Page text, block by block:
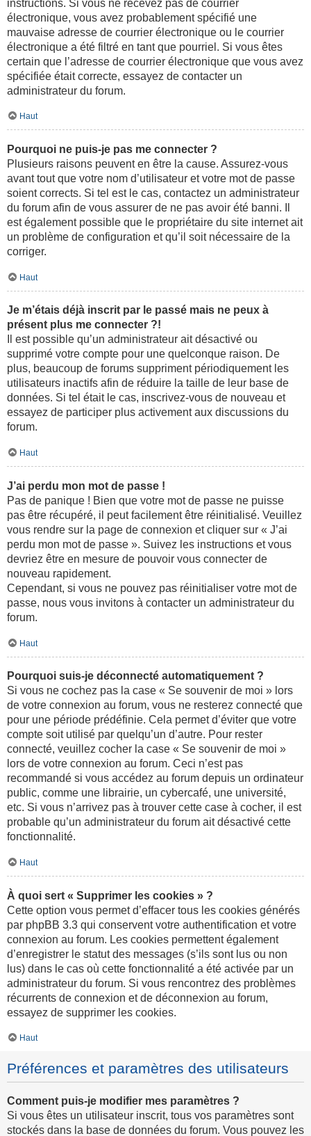
instructions. Si vous ne recevez pas de courrier
électronique, vous avez probablement spécifié une
mauvaise adresse de courrier électronique ou le courrier
électronique a été filtré en tant que pourriel. Si vous êtes
certain que l’adresse de courrier électronique que vous avez
spécifiée était correcte, essayez de contacter un
administrateur du forum.
Haut
Pourquoi ne puis-je pas me connecter ?
Plusieurs raisons peuvent en être la cause. Assurez-vous
avant tout que votre nom d’utilisateur et votre mot de passe
soient corrects. Si tel est le cas, contactez un administrateur
du forum afin de vous assurer de ne pas avoir été banni. Il
est également possible que le propriétaire du site internet ait
un problème de configuration et qu’il soit nécessaire de la
corriger.
Haut
Je m’étais déjà inscrit par le passé mais ne peux à
présent plus me connecter ?!
Il est possible qu’un administrateur ait désactivé ou
supprimé votre compte pour une quelconque raison. De
plus, beaucoup de forums suppriment périodiquement les
utilisateurs inactifs afin de réduire la taille de leur base de
données. Si tel était le cas, inscrivez-vous de nouveau et
essayez de participer plus activement aux discussions du
forum.
Haut
J’ai perdu mon mot de passe !
Pas de panique ! Bien que votre mot de passe ne puisse
pas être récupéré, il peut facilement être réinitialisé. Veuillez
vous rendre sur la page de connexion et cliquer sur « J’ai
perdu mon mot de passe ». Suivez les instructions et vous
devriez être en mesure de pouvoir vous connecter de
nouveau rapidement.
Cependant, si vous ne pouvez pas réinitialiser votre mot de
passe, nous vous invitons à contacter un administrateur du
forum.
Haut
Pourquoi suis-je déconnecté automatiquement ?
Si vous ne cochez pas la case « Se souvenir de moi » lors
de votre connexion au forum, vous ne resterez connecté que
pour une période prédéfinie. Cela permet d’éviter que votre
compte soit utilisé par quelqu’un d’autre. Pour rester
connecté, veuillez cocher la case « Se souvenir de moi »
lors de votre connexion au forum. Ceci n’est pas
recommandé si vous accédez au forum depuis un ordinateur
public, comme une librairie, un cybercafé, une université,
etc. Si vous n’arrivez pas à trouver cette case à cocher, il est
probable qu’un administrateur du forum ait désactivé cette
fonctionnalité.
Haut
À quoi sert « Supprimer les cookies » ?
Cette option vous permet d’effacer tous les cookies générés
par phpBB 3.3 qui conservent votre authentification et votre
connexion au forum. Les cookies permettent également
d’enregistrer le statut des messages (s’ils sont lus ou non
lus) dans le cas où cette fonctionnalité a été activée par un
administrateur du forum. Si vous rencontrez des problèmes
récurrents de connexion et de déconnexion au forum,
essayez de supprimer les cookies.
Haut
Préférences et paramètres des utilisateurs
Comment puis-je modifier mes paramètres ?
Si vous êtes un utilisateur inscrit, tous vos paramètres sont
stockés dans la base de données du forum. Vous pouvez les